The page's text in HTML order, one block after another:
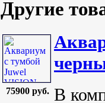
Другие
75900 руб. В